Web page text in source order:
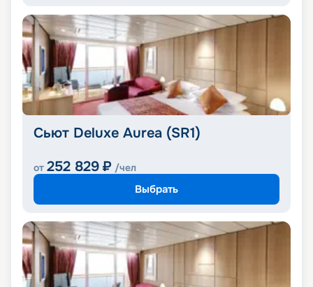
Сьют Deluxe Aurea (SR1)
от 252 829 ₽ /чел
Выбрать